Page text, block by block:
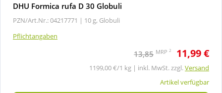
DHU Formica rufa D 30 Globuli
PZN/Art.Nr.: 04217771 | 10 g, Globuli
Pflichtangaben
13,85 MRP 2 11,99 €
1199,00 €/1 kg | inkl. MwSt. zzgl.Versand
Artikel verfügbar